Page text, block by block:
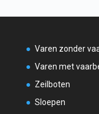
Varen zonder
Varen met
Zeilboten
Sloepen